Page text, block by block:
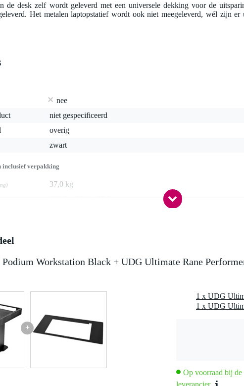
de desk zelf wordt geleverd met een universele dekking voor de
Het metalen laptopstatief wordt ook niet meegeleverd, wél zijn
nee
niet gespecificeerd
overig
zwart
inclusief verpakking
37,0 kg
133,0 x 80,0 x 35,0 cm
DJ Podium Workstation Black
DJ-desk
126.9 x 71.5 x 22 cm
kg
Workstation Black + UDG Ultimate Rane
+
1 x UDG
Op voorraad bij de